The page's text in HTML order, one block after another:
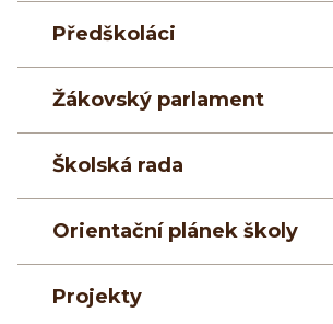
Předškoláci
Žákovský parlament
Školská rada
Orientační plánek školy
Projekty